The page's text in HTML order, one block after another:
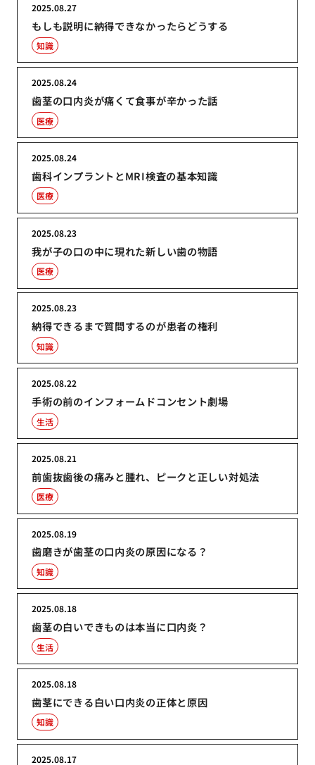
もしも説明に納得できなかったらどうする
2025.08.27
知識
歯茎の口内炎が痛くて食事が辛かった話
2025.08.24
医療
歯科インプラントとMRI検査の基本知識
2025.08.24
医療
我が子の口の中に現れた新しい歯の物語
2025.08.23
医療
納得できるまで質問するのが患者の権利
2025.08.23
知識
手術の前のインフォームドコンセント劇場
2025.08.22
生活
前歯抜歯後の痛みと腫れ、ピークと正しい対処法
2025.08.21
医療
歯磨きが歯茎の口内炎の原因になる？
2025.08.19
知識
歯茎の白いできものは本当に口内炎？
2025.08.18
生活
歯茎にできる白い口内炎の正体と原因
2025.08.18
知識
2025.08.17